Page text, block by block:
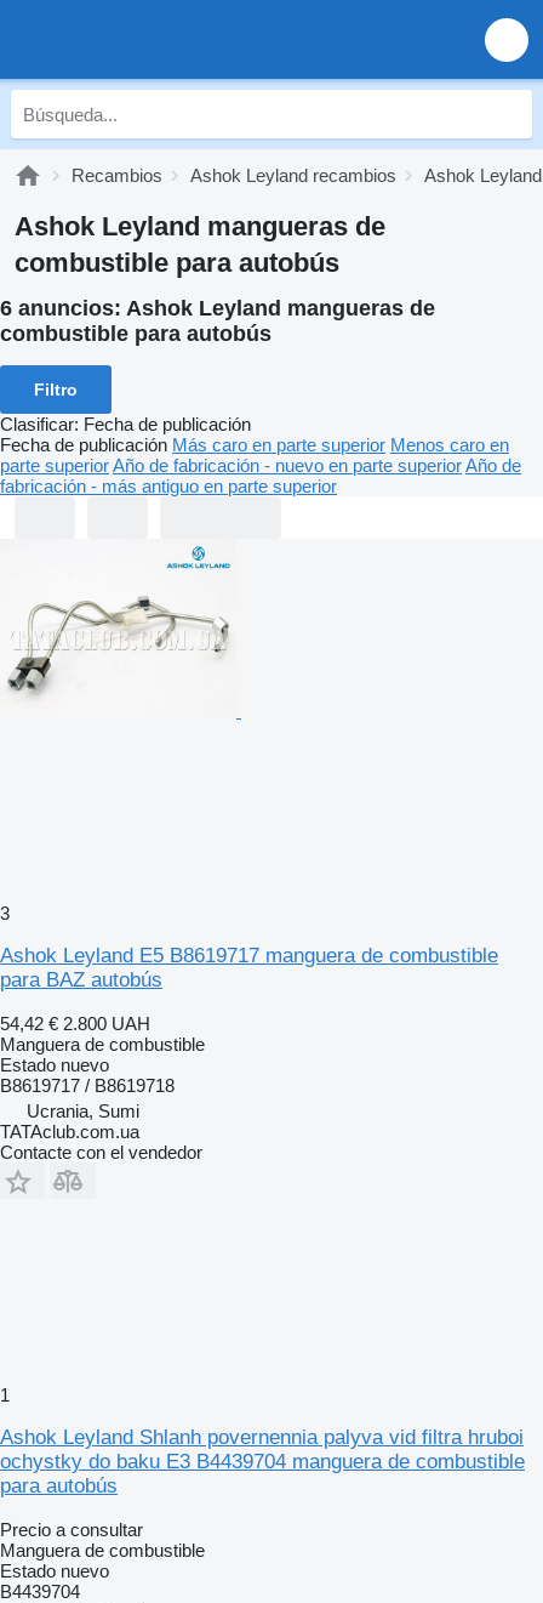
Recambios Ashok Leyland recambios Ashok
Ashok Leyland mangueras de
combustible para autobús
6 anuncios: Ashok Leyland mangueras de
combustible para autobús
Filtro
Clasificar: Fecha de publicación
Fecha de publicación Más caro en parte superior Menos caro en
parte superiorAño de fabricación - nuevo en parte superiorAño de
fabricación - más antiguo en parte superior
3
Ashok Leyland E5 B8619717 manguera de combustible
para BAZ autobús
54,42 € 2.800 UAH
Manguera de combustible
Estado nuevo
B8619717 / B8619718
Ucrania, Sumi
TATAclub.com.ua
Contacte con el vendedor
1
Ashok Leyland Shlanh povernennia palyva vid filtra hruboi
ochystky do baku E3 B4439704 manguera de combustible
para autobús
Precio a consultar
Manguera de combustible
Estado nuevo
B4439704